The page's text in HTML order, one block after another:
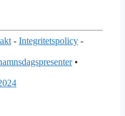
- Integritetspolicy -
•